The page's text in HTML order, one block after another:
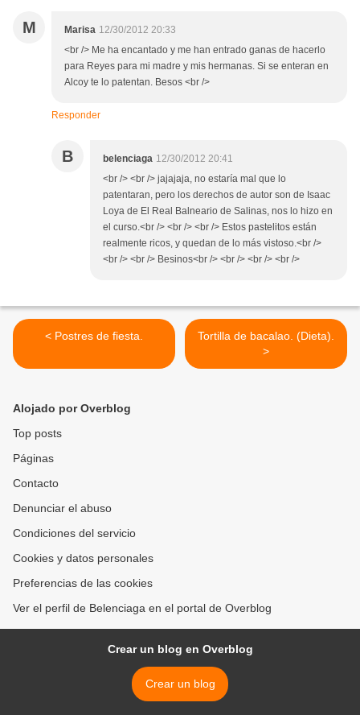
M Marisa 12/30/2012 20:33
<br /> Me ha encantado y me han entrado ganas de hacerlo
para Reyes para mi madre y mis hermanas. Si se enteran en
Alcoy te lo patentan. Besos <br />
Responder
B belenciaga 12/30/2012 20:41
<br /> <br /> jajajaja, no estaría mal que lo
patentaran, pero los derechos de autor son de Isaac
Loya de El Real Balneario de Salinas, nos lo hizo en
el curso.<br /> <br /> <br /> Estos pastelitos están
realmente ricos, y quedan de lo más vistoso.<br />
<br /> <br /> Besinos<br /> <br /> <br /> <br />
< Postres de fiesta.
Tortilla de bacalao. (Dieta).
>
Alojado por Overblog
Top posts
Páginas
Contacto
Denunciar el abuso
Condiciones del servicio
Cookies y datos personales
Preferencias de las cookies
Ver el perfil de Belenciaga en el portal de Overblog
Crear un blog en Overblog
Crear un blog